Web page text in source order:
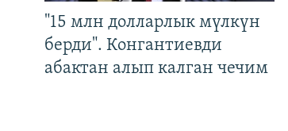
"15 млн долларлык мүлкүн
берди". Конгантиевди
абактан алып калган чечим